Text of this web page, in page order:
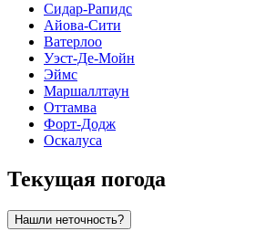
Сидар-Рапидс
Айова-Сити
Ватерлоо
Уэст-Де-Мойн
Эймс
Маршаллтаун
Оттамва
Форт-Додж
Оскалуса
Текущая погода
Нашли неточность?